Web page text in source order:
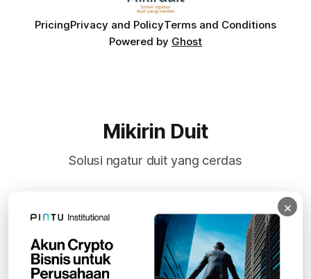
PricingPrivacy and PolicyTerms and Conditions
Powered by Ghost
Mikirin Duit
Solusi ngatur duit yang cerdas
Subscribe
×